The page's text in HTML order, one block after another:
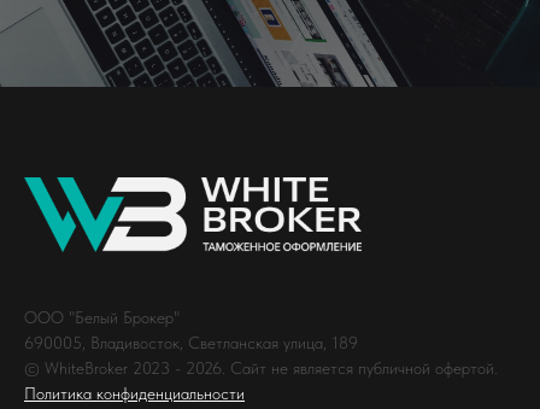
ООО "Белый Брокер"
690005, Владивосток, Светланская улица, 189
© WhiteBroker 2023 - 2026. Сайт не является публичной офертой.
Политика конфиденциальности